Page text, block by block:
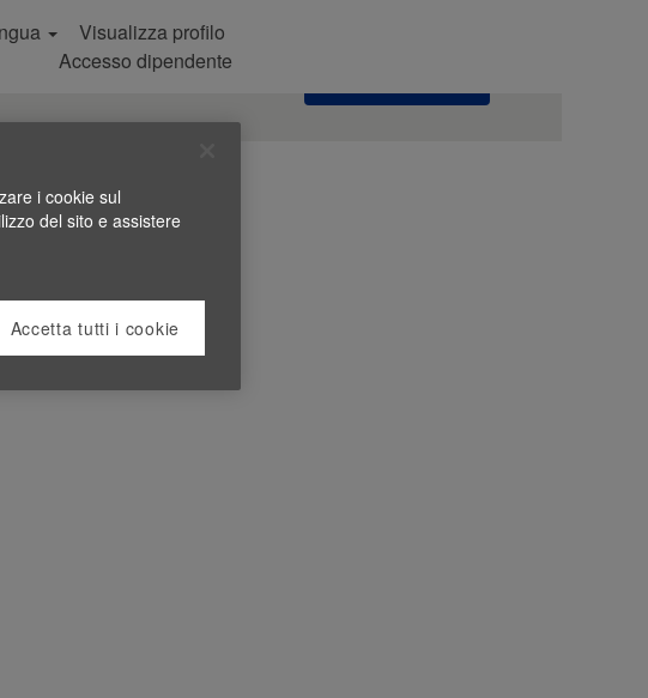
Visualizza profilo
Accesso dipendente
i cookie sul
del sito e assistere
Accetta tutti i cookie